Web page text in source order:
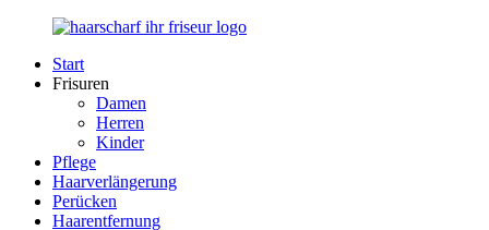
Zurück
Inhalt
Haarscharf
Händen
Start
Frisuren
Damen
Herren
Kinder
Pflege
Haarverlängerung
Perücken
Haarentfernung